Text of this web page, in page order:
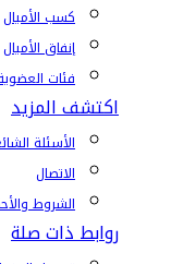
كسب الأميال
إنفاق الأميال
فئات
اكتشف المزيد
الأسئلة
الاتصال
الشروط
روابط ذات صلة